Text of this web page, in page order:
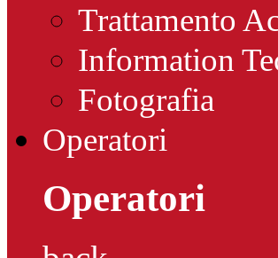
Trattamento
Information
Fotografia
Operatori
Operatori